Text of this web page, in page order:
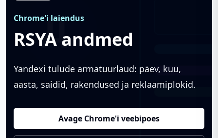
Chrome'i laiendus
RSYA andmed
Yandexi tulude armatuurlaud: päev, kuu,
aasta, saidid, rakendused ja reklaamiplokid.
Avage Chrome'i veebipoes